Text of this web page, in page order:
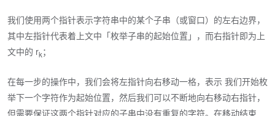
我们使用两个指针表示字符串中的某个子串（或窗口）的左右边界，
其中左指针代表着上文中「枚举子串的起始位置」，而右指针即为上
文中的 rk；
在每一步的操作中，我们会将左指针向右移动一格，表示 我们开始枚
举下一个字符作为起始位置，然后我们可以不断地向右移动右指针，
但需要保证这两个指针对应的子串中没有重复的字符。在移动结束